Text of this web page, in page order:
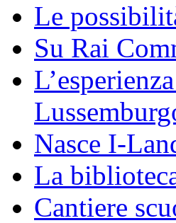
Le
Su Rai
Nasce I-
La
Cantiere